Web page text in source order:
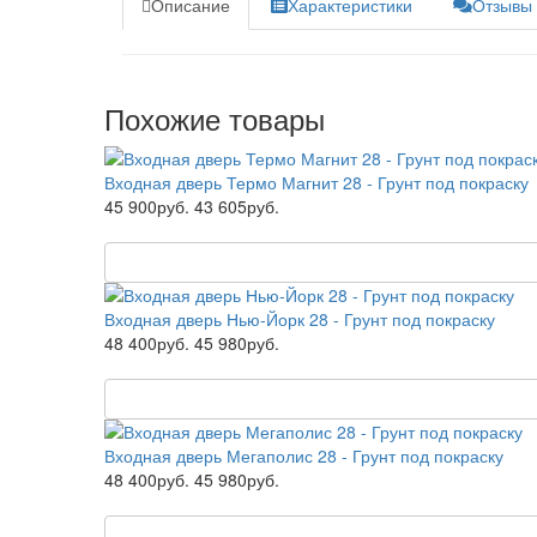
Описание Характеристики Отзывы
Похожие товары
Входная дверь Термо Магнит 28 - Грунт под покраску
45 900руб. 43 605руб.
Входная дверь Нью-Йорк 28 - Грунт под покраску
48 400руб. 45 980руб.
Входная дверь Мегаполис 28 - Грунт под покраску
48 400руб. 45 980руб.